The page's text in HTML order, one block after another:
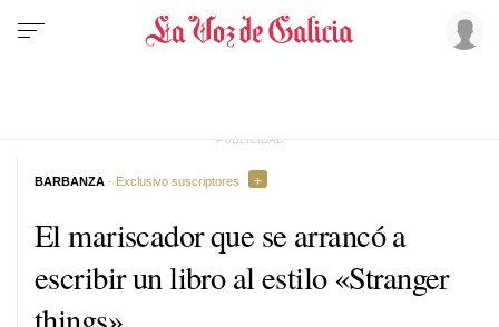
El mariscador que se arrancó a
escribir un libro al estilo «Stranger
BARBANZA · Exclusivo suscriptores